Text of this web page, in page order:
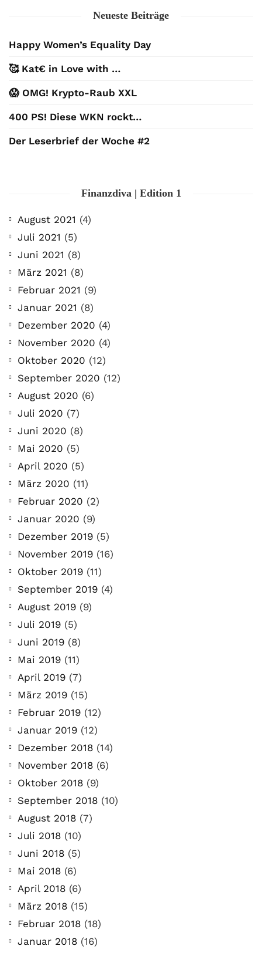
Neueste Beiträge
Happy Women’s Equality Day
🥰 Kat€ in Love with …
😱 OMG! Krypto-Raub XXL
400 PS! Diese WKN rockt…
Der Leserbrief der Woche #2
Finanzdiva | Edition 1
August 2021 (4)
Juli 2021 (5)
Juni 2021 (8)
März 2021 (8)
Februar 2021 (9)
Januar 2021 (8)
Dezember 2020 (4)
November 2020 (4)
Oktober 2020 (12)
September 2020 (12)
August 2020 (6)
Juli 2020 (7)
Juni 2020 (8)
Mai 2020 (5)
April 2020 (5)
März 2020 (11)
Februar 2020 (2)
Januar 2020 (9)
Dezember 2019 (5)
November 2019 (16)
Oktober 2019 (11)
September 2019 (4)
August 2019 (9)
Juli 2019 (5)
Juni 2019 (8)
Mai 2019 (11)
April 2019 (7)
März 2019 (15)
Februar 2019 (12)
Januar 2019 (12)
Dezember 2018 (14)
November 2018 (6)
Oktober 2018 (9)
September 2018 (10)
August 2018 (7)
Juli 2018 (10)
Juni 2018 (5)
Mai 2018 (6)
April 2018 (6)
März 2018 (15)
Februar 2018 (18)
Januar 2018 (16)